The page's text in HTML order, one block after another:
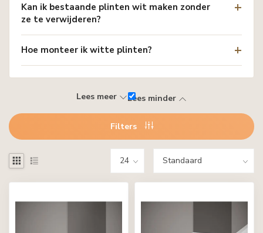
Kan ik bestaande plinten wit maken zonder
ze te verwijderen?
Hoe monteer ik witte plinten?
Lees meer Lees minder
Filters